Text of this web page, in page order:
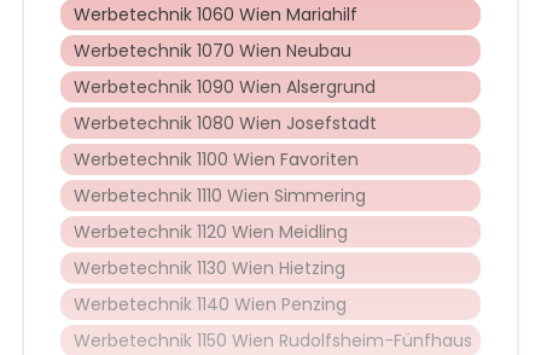
Werbetechnik 1060 Wien Mariahilf
Werbetechnik 1070 Wien Neubau
Werbetechnik 1090 Wien Alsergrund
Werbetechnik 1080 Wien Josefstadt
Werbetechnik 1100 Wien Favoriten
Werbetechnik 1110 Wien Simmering
Werbetechnik 1120 Wien Meidling
Werbetechnik 1130 Wien Hietzing
Werbetechnik 1140 Wien Penzing
Werbetechnik 1150 Wien Rudolfsheim-Fünfhaus